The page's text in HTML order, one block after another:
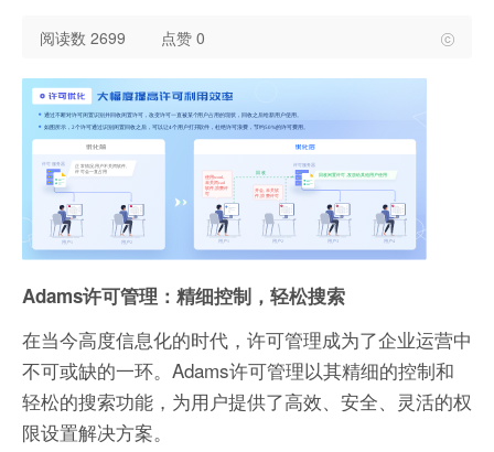
阅读数 2699 点赞 0
Adams许可管理：精细控制，轻松搜索
在当今高度信息化的时代，许可管理成为了企业运营中
不可或缺的一环。Adams许可管理以其精细的控制和
轻松的搜索功能，为用户提供了高效、安全、灵活的权
限设置解决方案。